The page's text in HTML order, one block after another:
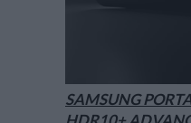
SAMSUNG